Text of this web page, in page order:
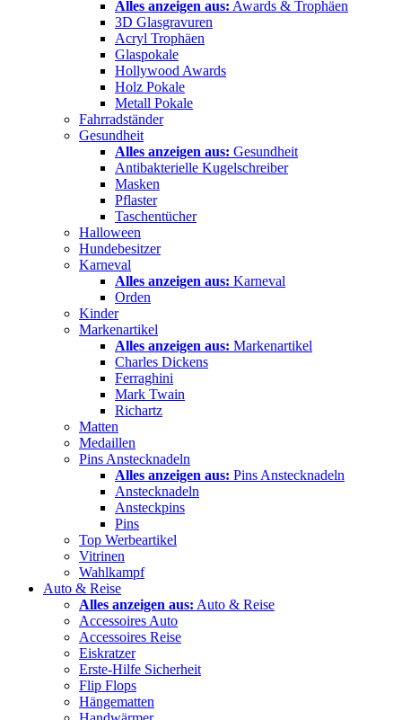
Alles anzeigen aus: Awards & Trophäen
3D Glasgravuren
Acryl Trophäen
Glaspokale
Hollywood Awards
Holz Pokale
Metall Pokale
Fahrradständer
Gesundheit
Alles anzeigen aus: Gesundheit
Antibakterielle Kugelschreiber
Masken
Pflaster
Taschentücher
Halloween
Hundebesitzer
Karneval
Alles anzeigen aus: Karneval
Orden
Kinder
Markenartikel
Alles anzeigen aus: Markenartikel
Charles Dickens
Ferraghini
Mark Twain
Richartz
Matten
Medaillen
Pins Anstecknadeln
Alles anzeigen aus: Pins Anstecknadeln
Anstecknadeln
Ansteckpins
Pins
Top Werbeartikel
Vitrinen
Wahlkampf
Auto & Reise
Alles anzeigen aus: Auto & Reise
Accessoires Auto
Accessoires Reise
Eiskratzer
Erste-Hilfe Sicherheit
Flip Flops
Hängematten